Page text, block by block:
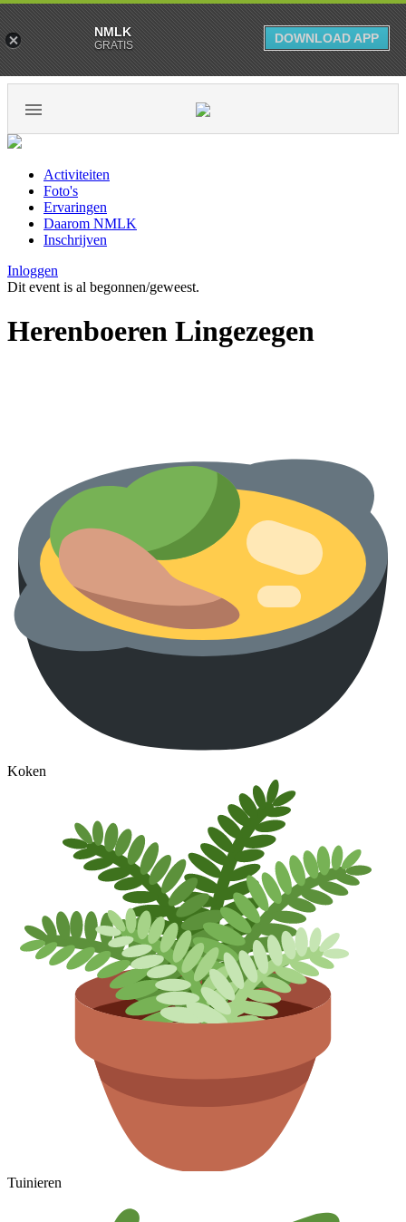
Activiteiten
Foto's
Ervaringen
Daarom NMLK
Inschrijven
Inloggen
Dit event is al begonnen/geweest.
Herenboeren Lingezegen
Koken
Tuinieren
NMLK
GRATIS DOWNLOAD APP